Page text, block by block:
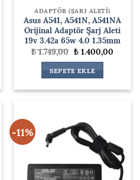
ADAPTÖR (ŞARJ ALETİ)
Asus A541, A541N, A541NA
Orijinal Adaptör Şarj Aleti
19v 3.42a 65w 4.0 1.35mm
₺1.749,00Orijinal
fiyat:
₺ 1.749,00.
₺1.400,00Şu
andaki
SEPETE EKLE
-11%